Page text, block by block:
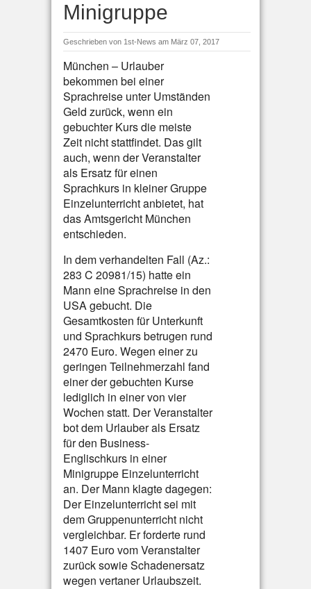
Minigruppe
Geschrieben von 1st-News am März 07, 2017
München – Urlauber
bekommen bei einer
Sprachreise unter Umständen
Geld zurück, wenn ein
gebuchter Kurs die meiste
Zeit nicht stattfindet. Das gilt
auch, wenn der Veranstalter
als Ersatz für einen
Sprachkurs in kleiner Gruppe
Einzelunterricht anbietet, hat
das Amtsgericht München
entschieden.
In dem verhandelten Fall (Az.:
283 C 20981/15) hatte ein
Mann eine Sprachreise in den
USA gebucht. Die
Gesamtkosten für Unterkunft
und Sprachkurs betrugen rund
2470 Euro. Wegen einer zu
geringen Teilnehmerzahl fand
einer der gebuchten Kurse
lediglich in einer von vier
Wochen statt. Der Veranstalter
bot dem Urlauber als Ersatz
für den Business-
Englischkurs in einer
Minigruppe Einzelunterricht
an. Der Mann klagte dagegen:
Der Einzelunterricht sei mit
dem Gruppenunterricht nicht
vergleichbar. Er forderte rund
1407 Euro vom Veranstalter
zurück sowie Schadenersatz
wegen vertaner Urlaubszeit.